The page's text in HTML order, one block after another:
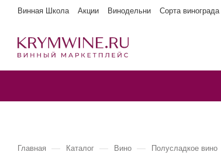
Винная Школа Акции Винодельни Сорта винограда
Главная — Каталог — Вино — Полусладкое вино